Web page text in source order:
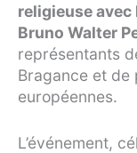
religieuse
Bruno Walter
représentants
Bragance et de
européennes.
L’événement,